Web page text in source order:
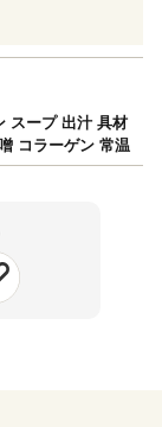
スープ 出汁 具材
コラーゲン 常温